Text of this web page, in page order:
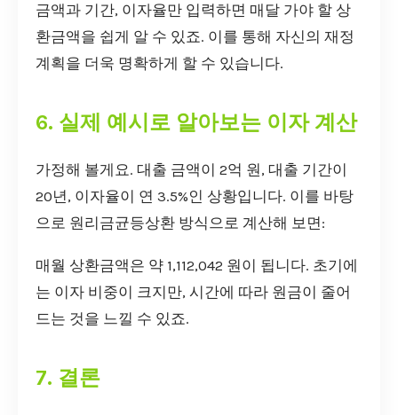
금액과 기간, 이자율만 입력하면 매달 가야 할 상
환금액을 쉽게 알 수 있죠. 이를 통해 자신의 재정
계획을 더욱 명확하게 할 수 있습니다.
6. 실제 예시로 알아보는 이자 계산
가정해 볼게요. 대출 금액이 2억 원, 대출 기간이
20년, 이자율이 연 3.5%인 상황입니다. 이를 바탕
으로 원리금균등상환 방식으로 계산해 보면:
매월 상환금액은 약 1,112,042 원이 됩니다. 초기에
는 이자 비중이 크지만, 시간에 따라 원금이 줄어
드는 것을 느낄 수 있죠.
7. 결론